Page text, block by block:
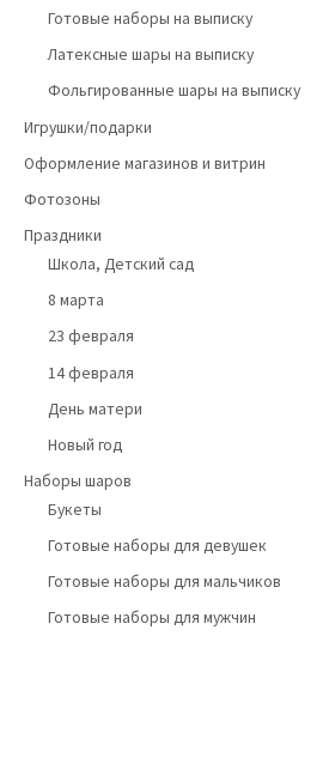
Готовые наборы на выписку
Латексные шары на выписку
Фольгированные шары на выписку
Игрушки/подарки
Оформление магазинов и витрин
Фотозоны
Праздники
Школа, Детский сад
8 марта
23 февраля
14 февраля
День матери
Новый год
Наборы шаров
Букеты
Готовые наборы для девушек
Готовые наборы для мальчиков
Готовые наборы для мужчин